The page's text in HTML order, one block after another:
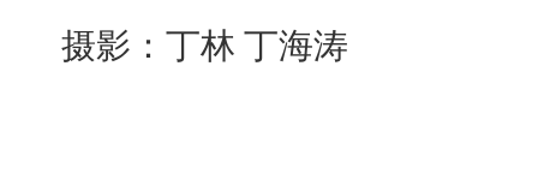
摄影：丁林 丁海涛